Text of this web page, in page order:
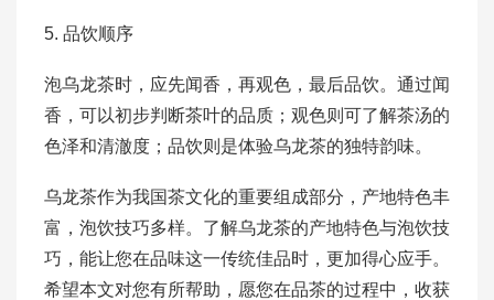
5. 品饮顺序
泡乌龙茶时，应先闻香，再观色，最后品饮。通过闻
香，可以初步判断茶叶的品质；观色则可了解茶汤的
色泽和清澈度；品饮则是体验乌龙茶的独特韵味。
乌龙茶作为我国茶文化的重要组成部分，产地特色丰
富，泡饮技巧多样。了解乌龙茶的产地特色与泡饮技
巧，能让您在品味这一传统佳品时，更加得心应手。
希望本文对您有所帮助，愿您在品茶的过程中，收获